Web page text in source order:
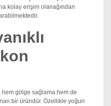
kolay erişim olanağından
hem gölge sağlama hem de
bir üründür. Özellikle yoğun